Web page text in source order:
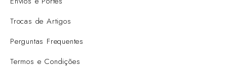
Trocas de Artigos
Perguntas Frequentes
Termos e Condições